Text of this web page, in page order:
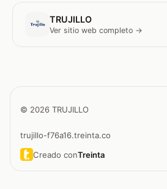
TRUJILLO
Ver sitio web completo →
© 2026 TRUJILLO
trujillo-f76a16.treinta.co
Creado conTreinta